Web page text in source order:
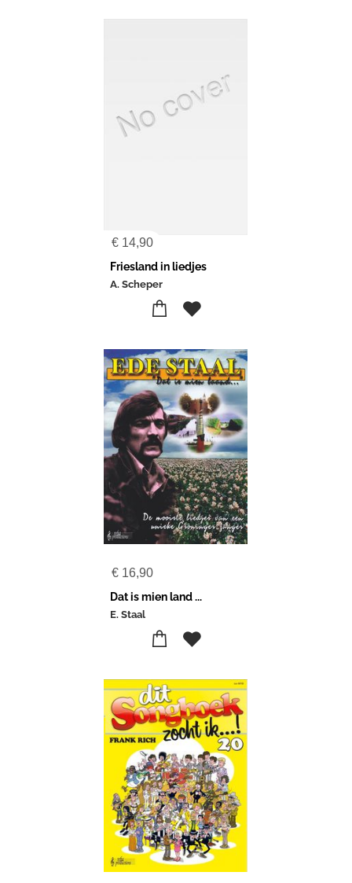
€ 14,90
Friesland in liedjes
A. Scheper
€ 16,90
Dat is mien land ...
E. Staal